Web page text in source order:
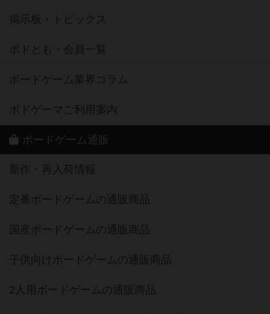
掲示板・トピックス
ボドとも・会員一覧
ボードゲーム業界コラム
ボドゲーマご利用案内
ボードゲーム通販
新作・再入荷情報
定番ボードゲームの通販商品
国産ボードゲームの通販商品
子供向けボードゲームの通販商品
2人用ボードゲームの通販商品